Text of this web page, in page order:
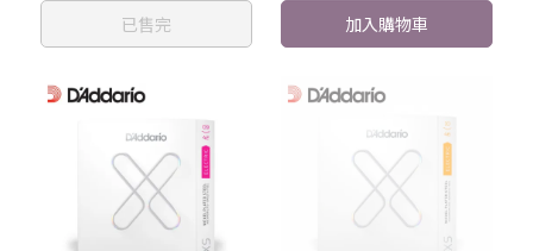
已售完 加入購物車